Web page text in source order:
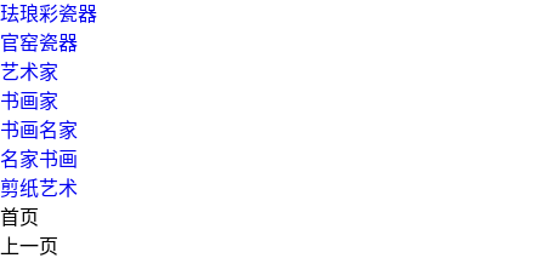
珐琅彩瓷器
官窑瓷器
艺术家
书画家
书画名家
名家书画
剪纸艺术
首页
上一页